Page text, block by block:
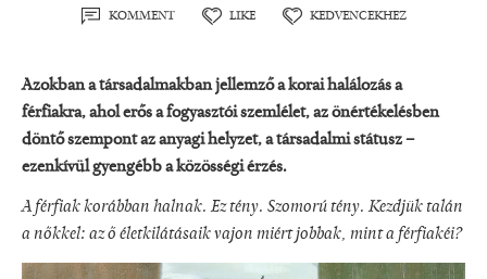
KOMMENT LIKE KEDVENCEKHEZ
Azokban a társadalmakban jellemző a korai halálozás a
férfiakra, ahol erős a fogyasztói szemlélet, az önértékelésben
döntő szempont az anyagi helyzet, a társadalmi státusz –
ezenkívül gyengébb a közösségi érzés.
A férfiak korábban halnak. Ez tény. Szomorú tény. Kezdjük talán
a nők­kel: az ő életkilátásaik vajon miért jobbak, mint a férfiakéi?